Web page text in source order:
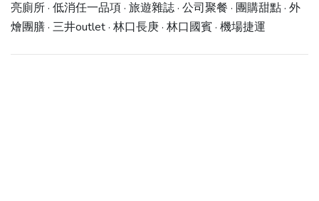
亮廁所 · 低消任一品項 · 旅遊雜誌 · 公司聚餐 · 團購甜點 · 外
燴團膳 · 三井outlet · 林口長庚 · 林口國賓 · 機場捷運